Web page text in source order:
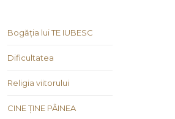
Bogăția lui TE IUBESC
Dificultatea
Religia viitorului
CINE ȚINE PÂINEA